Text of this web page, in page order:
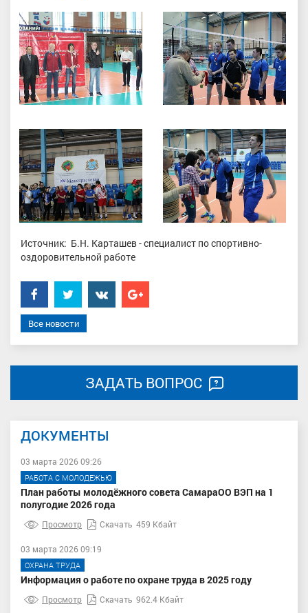
Источник: Б.Н. Карташев - специалист по спортивно-
оздоровительной работе
FacebookTwitter���������
Google+
Все новости
ЗАДАТЬ ВОПРОС
ДОКУМЕНТЫ
03 марта 2026 09:26
РАБОТА С МОЛОДЕЖЬЮ
План работы молодёжного совета СамараОО ВЭП на 1
полугодие 2026 года
Просмотр Скачать 459 Кбайт
03 марта 2026 09:19
ОХРАНА ТРУДА
Информация о работе по охране труда в 2025 году
Просмотр Скачать 962.4 Кбайт